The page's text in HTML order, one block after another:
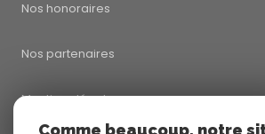
Nos honoraires
Nos partenaires
Mentions légales
Comme beaucoup, notre